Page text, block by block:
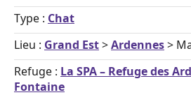
Type : Chat
Lieu : Grand Est>Ardennes>
Refuge : La SPA – Refuge des
Fontaine